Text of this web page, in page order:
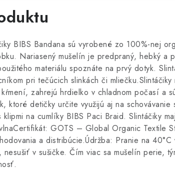
BIBS Bandana sú vyrobené zo 100%-nej
Nariasený mušelín je predpraný, hebký a
materiálu spoznáte na prvý dotyk.
pri tečúcich slinkách či
zahrejú hrdielko v chladnom počasí a
ktoré detičky určite využijú aj na
klipmi na cumlíky BIBS Paci Braid. Slintáčiky
GOTS – Global Organic Textile
a distribúcie.Údržba: Pranie na
v sušičke. Čím viac sa mušelín perie,